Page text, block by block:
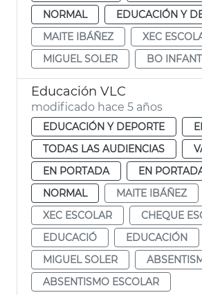
NORMAL
EDUCACIÓN Y
MAITE IBÁÑEZ
XEC
MIGUEL SOLER
BO
Educación VLC
modificado hace 5 años
EDUCACIÓN Y DEPORTE
TODAS LAS AUDIENCIAS
EN PORTADA
EN
NORMAL
MAITE IBÁÑEZ
XEC ESCOLAR
CHEQUE
EDUCACIÓ
EDUCACIÓN
MIGUEL SOLER
ABSENTISMO ESCOLAR